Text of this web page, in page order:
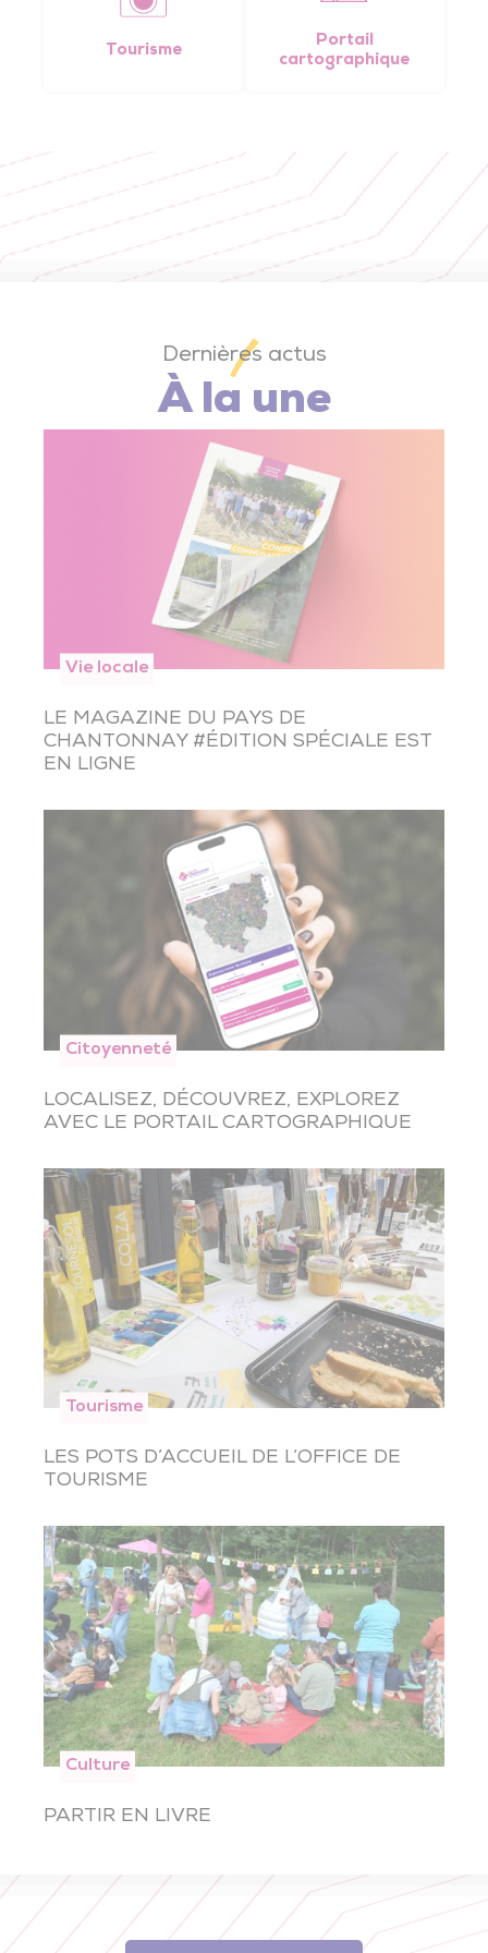
Tourisme
Portail
cartographique
Dernières actus
À la une
Vie locale
LE MAGAZINE DU PAYS DE
CHANTONNAY #ÉDITION SPÉCIALE EST
EN LIGNE
Citoyenneté
LOCALISEZ, DÉCOUVREZ, EXPLOREZ
AVEC LE PORTAIL CARTOGRAPHIQUE
Tourisme
LES POTS D’ACCUEIL DE L’OFFICE DE
TOURISME
Culture
PARTIR EN LIVRE